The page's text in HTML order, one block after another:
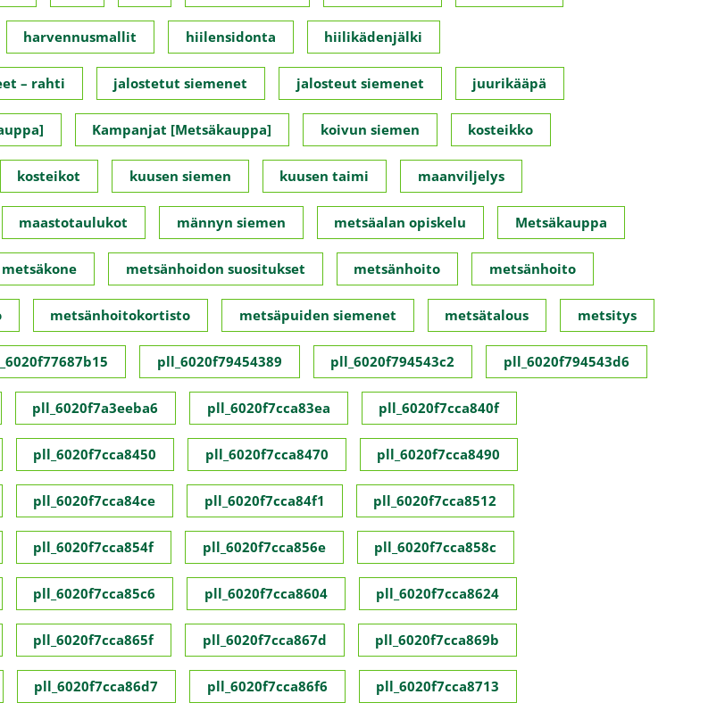
harvennusmallit hiilensidonta hiilikädenjälki
– rahti jalostetut siemenet jalosteut siemenet juurikääpä
Kampanjat [Metsäkauppa] koivun siemen kosteikko
kosteikot kuusen siemen kuusen taimi maanviljelys
maastotaulukot männyn siemen metsäalan opiskelu Metsäkauppa
metsäkone metsänhoidon suositukset metsänhoito metsänhoito
metsänhoitokortisto metsäpuiden siemenet metsätalous metsitys
pll_6020f79454389 pll_6020f794543c2 pll_6020f794543d6
pll_6020f7a3eeba6 pll_6020f7cca83ea pll_6020f7cca840f
pll_6020f7cca8450 pll_6020f7cca8470 pll_6020f7cca8490
pll_6020f7cca84ce pll_6020f7cca84f1 pll_6020f7cca8512
pll_6020f7cca854f pll_6020f7cca856e pll_6020f7cca858c
pll_6020f7cca85c6 pll_6020f7cca8604 pll_6020f7cca8624
pll_6020f7cca865f pll_6020f7cca867d pll_6020f7cca869b
pll_6020f7cca86d7 pll_6020f7cca86f6 pll_6020f7cca8713